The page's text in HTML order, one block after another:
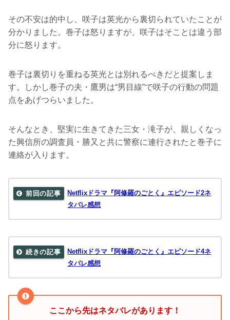
その不安は的中し、咲子は英光から裏切られていたことが
分かりました。巻子は怒りますが、咲子はそことは違う部
分に怒ります。
巻子は裏切りを重ねる英光とは別れるべきだと提案しま
す。しかし巻子の夫・鷹男は“男目線”で咲子の行動の問題
点をあげつらいました。
そんなとき、堅実に生きてきた三女・滝子が、親しくなっ
た興信所の調査員・勝又と共に警察に連行されたと巻子に
連絡が入ります。
Netflixドラマ『阿修羅のごとく』エピソード2ネ
タバレ感想
Netflixドラマ『阿修羅のごとく』エピソード4ネ
タバレ感想
ここから先はネタバレがあります！